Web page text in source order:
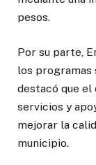
pesos.
Por su parte,
los programas
destacó que
servicios y
mejorar la
municipio.